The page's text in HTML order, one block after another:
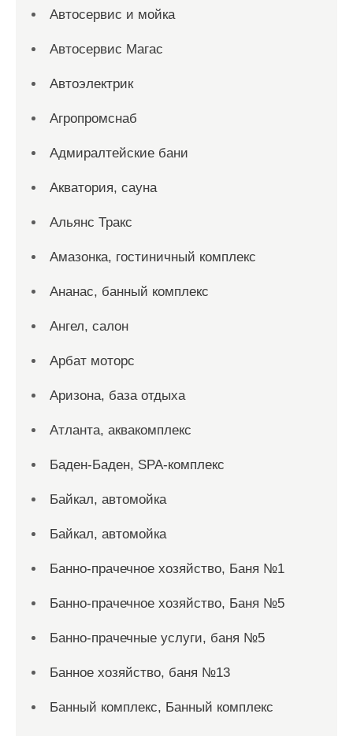
Автосервис и мойка
Автосервис Магас
Автоэлектрик
Агропромснаб
Адмиралтейские бани
Акватория, сауна
Альянс Тракс
Амазонка, гостиничный комплекс
Ананас, банный комплекс
Ангел, салон
Арбат моторс
Аризона, база отдыха
Атланта, аквакомплекс
Баден-Баден, SPA-комплекс
Байкал, автомойка
Байкал, автомойка
Банно-прачечное хозяйство, Баня №1
Банно-прачечное хозяйство, Баня №5
Банно-прачечные услуги, баня №5
Банное хозяйство, баня №13
Банный комплекс, Банный комплекс